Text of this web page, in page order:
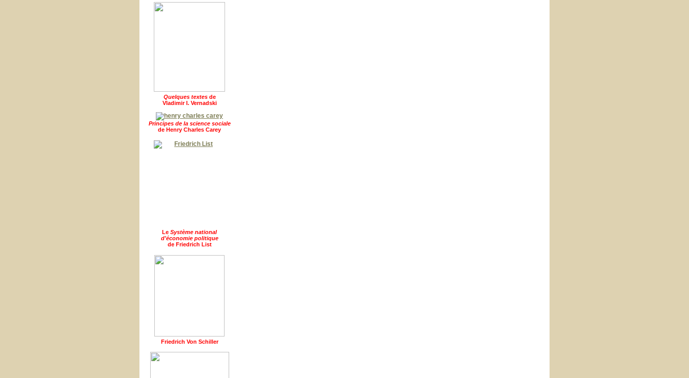
Quelques textes de
Vladimir I. Vernadski
Principes de la science sociale
de Henry Charles Carey
Le Système national
d'économie politique
de Friedrich List
Friedrich Von Schiller